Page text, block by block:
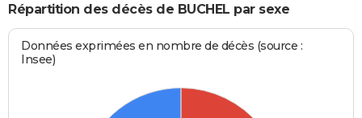
Répartition des décès de BUCHEL par sexe
Données exprimées en nombre de décès (source :
Insee)